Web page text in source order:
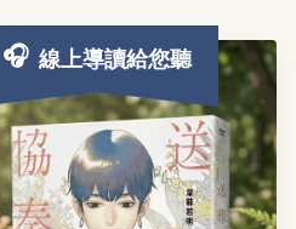
線上導讀給您聽